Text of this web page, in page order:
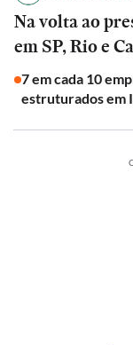
Na volta ao
em SP, Rio e
7 em cada 10
estruturados em